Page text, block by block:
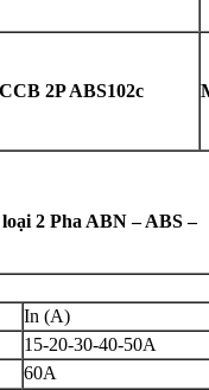
2P ABS102c
2 Pha ABN – ABS –
In (A)
15-20-30-40-50A
60A